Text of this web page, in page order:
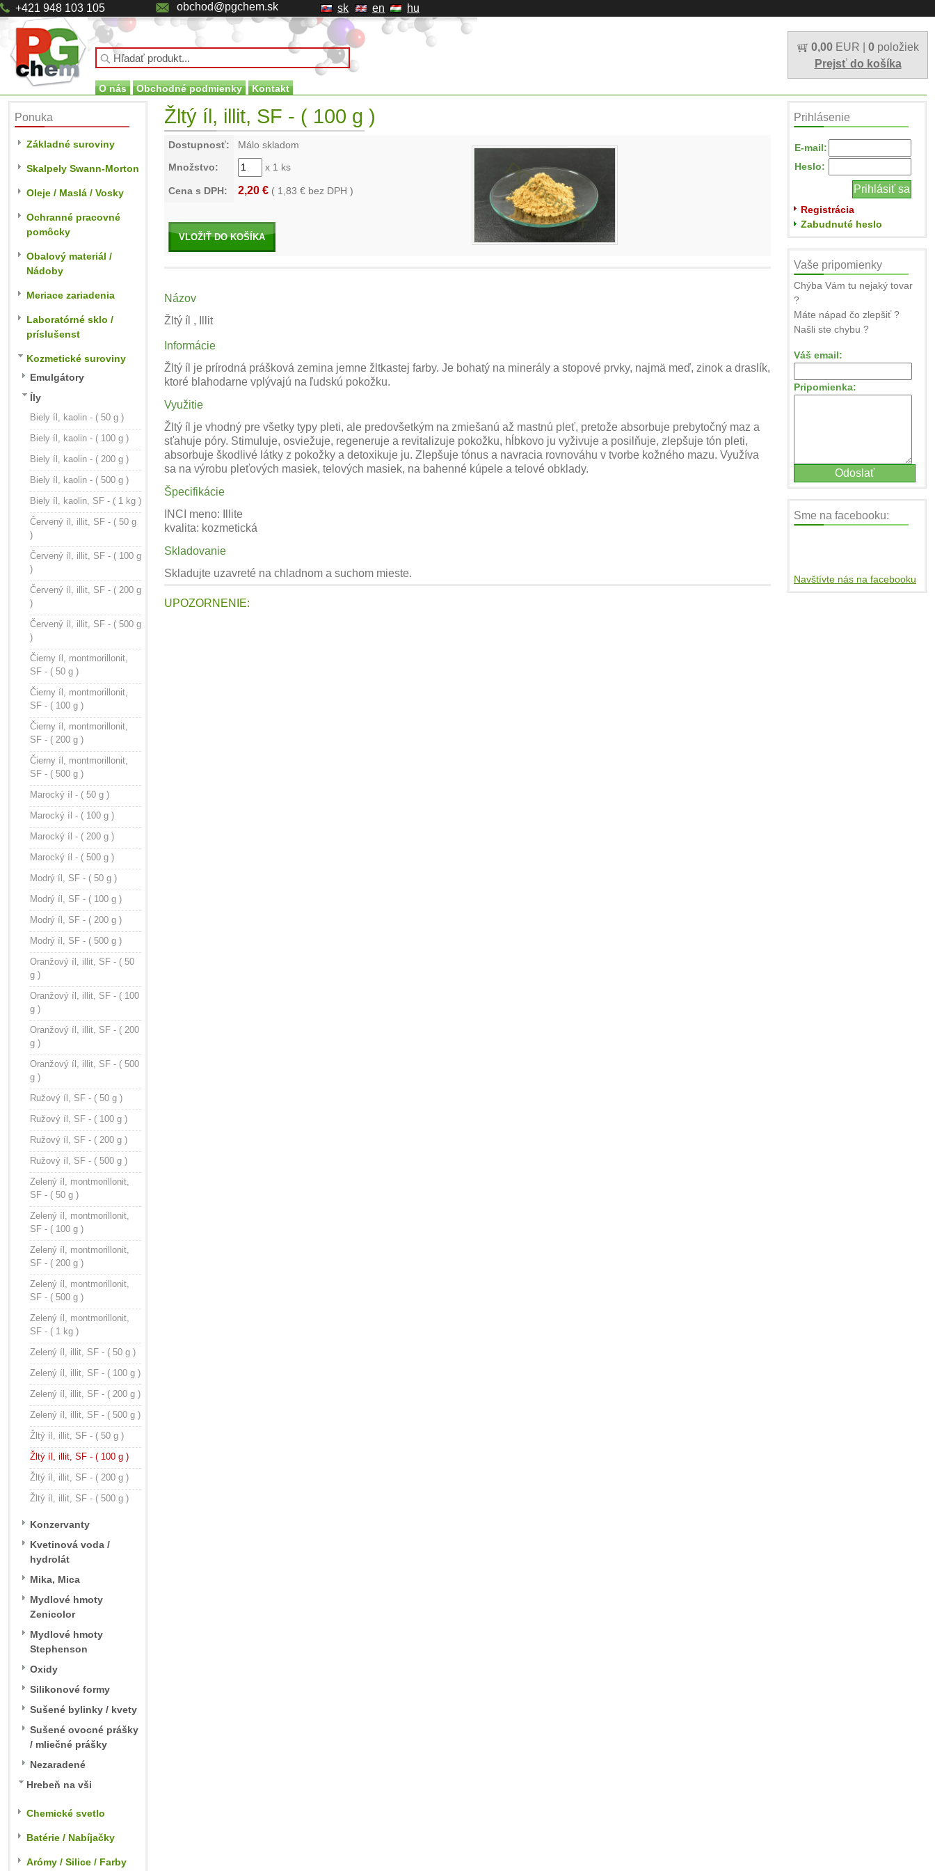
+421 948 103 105 obchod@pgchem.sk sk en hu
0,00 EUR | 0 položiek
Prejsť do košíka
O nás Obchodné podmienky Kontakt
Ponuka
Základné suroviny
Skalpely Swann-Morton
Oleje / Maslá / Vosky
Ochranné pracovné
pomôcky
Obalový materiál /
Nádoby
Meriace zariadenia
Laboratórné sklo /
príslušenst
Kozmetické suroviny
Emulgátory
Íly
Biely íl, kaolin - ( 50 g )
Biely íl, kaolin - ( 100 g )
Biely íl, kaolin - ( 200 g )
Biely íl, kaolin - ( 500 g )
Biely íl, kaolin, SF - ( 1 kg )
Červený íl, illit, SF - ( 50 g
)
Červený íl, illit, SF - ( 100 g
)
Červený íl, illit, SF - ( 200 g
)
Červený íl, illit, SF - ( 500 g
)
Čierny íl, montmorillonit,
SF - ( 50 g )
Čierny íl, montmorillonit,
SF - ( 100 g )
Čierny íl, montmorillonit,
SF - ( 200 g )
Čierny íl, montmorillonit,
SF - ( 500 g )
Marocký íl - ( 50 g )
Marocký íl - ( 100 g )
Marocký íl - ( 200 g )
Marocký íl - ( 500 g )
Modrý íl, SF - ( 50 g )
Modrý íl, SF - ( 100 g )
Modrý íl, SF - ( 200 g )
Modrý íl, SF - ( 500 g )
Oranžový íl, illit, SF - ( 50
g )
Oranžový íl, illit, SF - ( 100
g )
Oranžový íl, illit, SF - ( 200
g )
Oranžový íl, illit, SF - ( 500
g )
Ružový íl, SF - ( 50 g )
Ružový íl, SF - ( 100 g )
Ružový íl, SF - ( 200 g )
Ružový íl, SF - ( 500 g )
Zelený íl, montmorillonit,
SF - ( 50 g )
Zelený íl, montmorillonit,
SF - ( 100 g )
Zelený íl, montmorillonit,
SF - ( 200 g )
Zelený íl, montmorillonit,
SF - ( 500 g )
Zelený íl, montmorillonit,
SF - ( 1 kg )
Zelený íl, illit, SF - ( 50 g )
Zelený íl, illit, SF - ( 100 g )
Zelený íl, illit, SF - ( 200 g )
Zelený íl, illit, SF - ( 500 g )
Žltý íl, illit, SF - ( 50 g )
Žltý íl, illit, SF - ( 100 g )
Žltý íl, illit, SF - ( 200 g )
Žltý íl, illit, SF - ( 500 g )
Konzervanty
Kvetinová voda /
hydrolát
Mika, Mica
Mydlové hmoty
Zenicolor
Mydlové hmoty
Stephenson
Oxidy
Silikonové formy
Sušené bylinky / kvety
Sušené ovocné prášky
/ mliečné prášky
Nezaradené
Hrebeň na vši
Chemické svetlo
Batérie / Nabíjačky
Arómy / Silice / Farby
Žltý íl, illit, SF - ( 100 g )
Dostupnosť:
Málo skladom
Množstvo:
x 1 ks
Cena s DPH: 2,20 € ( 1,83 € bez DPH )
VLOŽIŤ DO KOŠÍKA
Názov
Žltý íl , Illit
Informácie
Žltý íl je prírodná prášková zemina jemne žltkastej farby. Je bohatý na minerály a stopové prvky, najmä meď, zinok a draslík,
ktoré blahodarne vplývajú na ľudskú pokožku.
Využitie
Žltý íl je vhodný pre všetky typy pleti, ale predovšetkým na zmiešanú až mastnú pleť, pretože absorbuje prebytočný maz a
sťahuje póry. Stimuluje, osviežuje, regeneruje a revitalizuje pokožku, hĺbkovo ju vyživuje a posilňuje, zlepšuje tón pleti,
absorbuje škodlivé látky z pokožky a detoxikuje ju. Zlepšuje tónus a navracia rovnováhu v tvorbe kožného mazu. Využíva
sa na výrobu pleťových masiek, telových masiek, na bahenné kúpele a telové obklady.
Špecifikácie
INCI meno: Illite
kvalita: kozmetická
Skladovanie
Skladujte uzavreté na chladnom a suchom mieste.
UPOZORNENIE:
Prihlásenie
E-mail:
Heslo:
Registrácia
Zabudnuté heslo
Vaše pripomienky
Chýba Vám tu nejaký tovar
?
Máte nápad čo zlepšiť ?
Našli ste chybu ?
Váš email:
Pripomienka:
Sme na facebooku:
Navštívte nás na facebooku